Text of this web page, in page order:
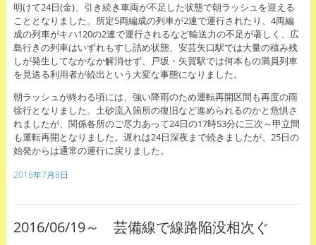
明けて24日(金)、引き続き車両が不足した状態で朝ラッシュを迎える
こととなりました。所定5両編成の列車が2連で運行されたり、4両編
成の列車がキハ120の2連で運行されるなど輸送力の不足が著しく、広
島行きの列車はいずれもすし詰め状態、安芸矢口駅では大量の積み残
しが発生してなかなか解消せず、戸坂・矢賀駅では何本もの満員列車
を見送る利用者が続出という大変な事態になりました。
朝ラッシュが終わる頃には、強い降雨のため運転再開区間も再度の雨
徐行となりました。土砂流入箇所の復旧など進められるのかと危惧さ
れましたが、関係各所のご尽力あって24日の17時53分に三次～甲立間
も運転再開となりました。遅れは24日深夜まで続きましたが、25日の
始発からは通常の運行に戻りました。
2016年7月8日
2016/06/19～ 芸備線で線路陥没相次ぐ